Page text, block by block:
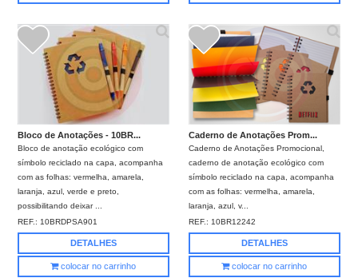
Bloco de Anotações - 10BR...
Bloco de anotação ecológico com
símbolo reciclado na capa, acompanha
com as folhas: vermelha, amarela,
laranja, azul, verde e preto,
possibilitando deixar ...
REF.:10BRDPSA901
DETALHES
colocar no carrinho
Caderno de Anotações Prom...
Caderno de Anotações Promocional,
caderno de anotação ecológico com
símbolo reciclado na capa, acompanha
com as folhas: vermelha, amarela,
laranja, azul, v...
REF.:10BR12242
DETALHES
colocar no carrinho